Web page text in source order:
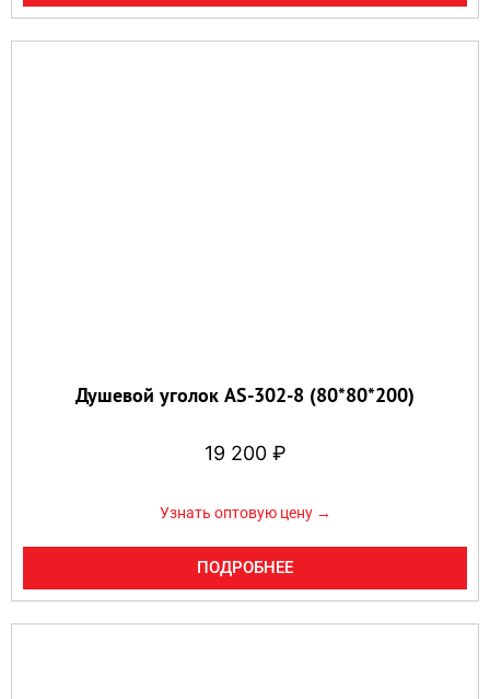
Душевой уголок AS-302-8 (80*80*200)
19 200 ₽
Узнать оптовую цену →
ПОДРОБНЕЕ